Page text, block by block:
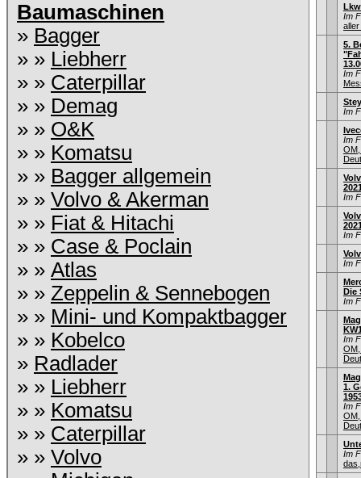
Baumaschinen
» Bagger
» » Liebherr
» » Caterpillar
» » Demag
» » O&K
» » Komatsu
» » Bagger allgemein
» » Volvo & Akerman
» » Fiat & Hitachi
» » Case & Poclain
» » Atlas
» » Zeppelin & Sennebogen
» » Mini- und Kompaktbagger
» » Kobelco
» Radlader
» » Liebherr
» » Komatsu
» » Caterpillar
» » Volvo
Im
aller
5.
Im
Im
Im
Im
Im
Im
Die
Im
Im
1.
Im
Im